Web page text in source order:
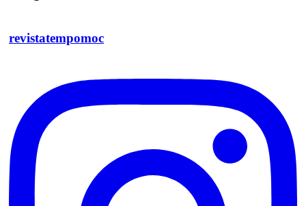
revistatempomoc